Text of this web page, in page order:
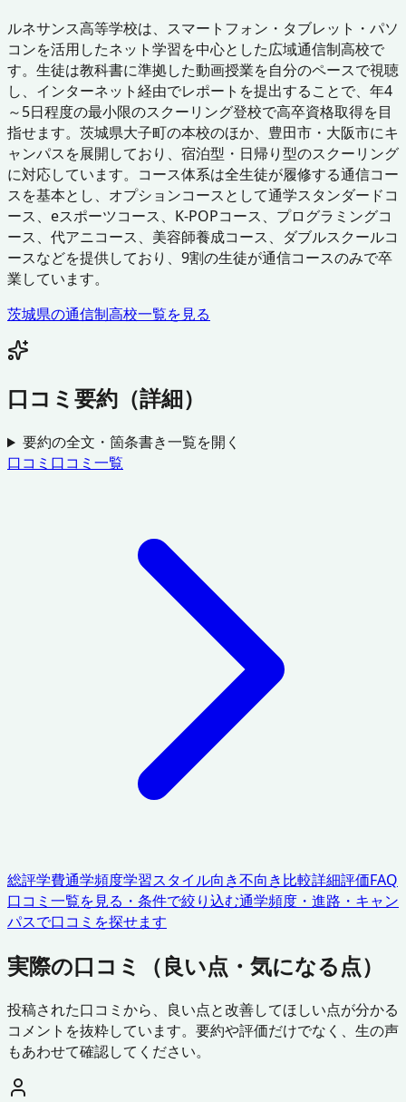
ルネサンス高等学校は、スマートフォン・タブレット・パソ
コンを活用したネット学習を中心とした広域通信制高校で
す。生徒は教科書に準拠した動画授業を自分のペースで視聴
し、インターネット経由でレポートを提出することで、年4
～5日程度の最小限のスクーリング登校で高卒資格取得を目
指せます。茨城県大子町の本校のほか、豊田市・大阪市にキ
ャンパスを展開しており、宿泊型・日帰り型のスクーリング
に対応しています。コース体系は全生徒が履修する通信コー
スを基本とし、オプションコースとして通学スタンダードコ
ース、eスポーツコース、K-POPコース、プログラミングコ
ース、代アニコース、美容師養成コース、ダブルスクールコ
ースなどを提供しており、9割の生徒が通信コースのみで卒
業しています。
茨城県の通信制高校一覧を見る
口コミ要約（詳細）
要約の全文・箇条書き一覧を開く
口コミ 口コミ一覧
総評学費通学頻度学習スタイル向き不向き比較詳細評価FAQ
口コミ一覧を見る・条件で絞り込む通学頻度・進路・キャン
パスで口コミを探せます
実際の口コミ（良い点・気になる点）
投稿された口コミから、良い点と改善してほしい点が分かる
コメントを抜粋しています。要約や評価だけでなく、生の声
もあわせて確認してください。